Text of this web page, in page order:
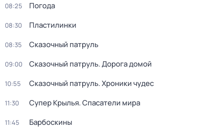
08:25 Погода
08:30 Пластилинки
08:35 Сказочный патруль
09:00 Сказочный патруль. Дорога домой
10:55 Сказочный патруль. Хроники чудес
11:30 Супер Крылья. Спасатели мира
11:45 Барбоскины